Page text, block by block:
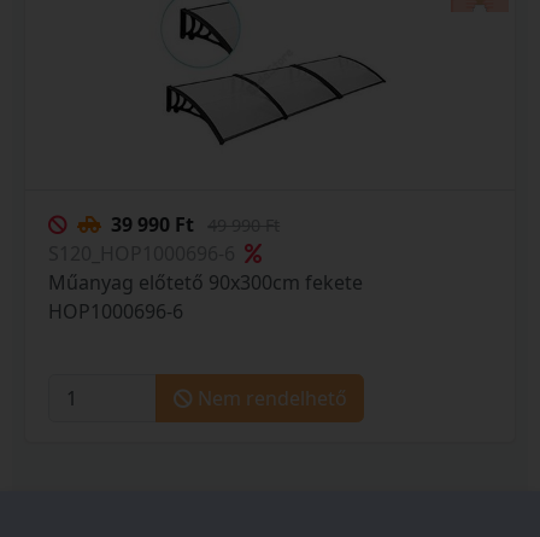
39 990 Ft
Műanyag előtető 90x300cm fekete
HOP1000696-6
Nem rendelhető